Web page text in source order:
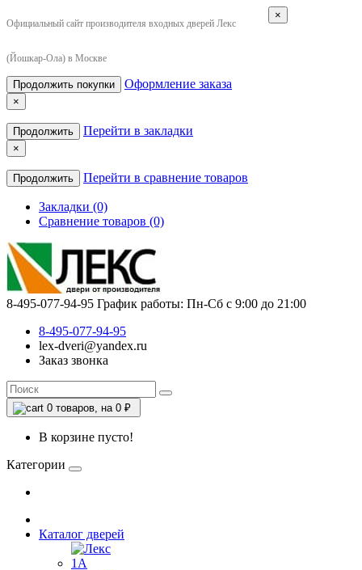
Официальный сайт производителя входных дверей Лекс
(Йошкар-Ола) в Москве
×
Продолжить покупки Оформление заказа
×
Продолжить Перейти в закладки
×
Продолжить Перейти в сравнение товаров
Закладки (0)
Сравнение товаров (0)
8-495-077-94-95 График работы: Пн-Сб с 9:00 до 21:00
8-495-077-94-95
lex-dveri@yandex.ru
Заказ звонка
0 товаров, на 0 ₽
В корзине пусто!
Категории
Каталог дверей